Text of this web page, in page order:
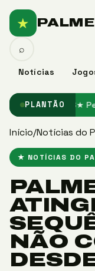
★
Notícias
⌕
PLANTÃO
em 2026★ Pedro
Início/Notícias do
★ NOTÍCIAS DO
NÃO